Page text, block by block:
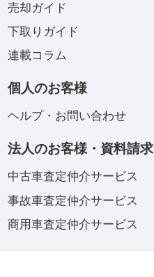
売却ガイド
下取りガイド
連載コラム
個人のお客様
ヘルプ・お問い合わせ
法人のお客様・資料請求
中古車査定仲介サービス
事故車査定仲介サービス
商用車査定仲介サービス